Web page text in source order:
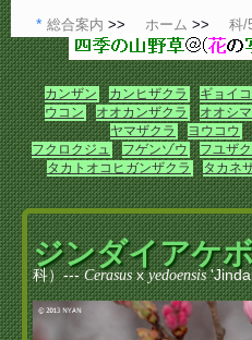
総合案内 ホーム 科/
ギョイ
カンヒザクラ
カンザン
オオシ
オオカンザクラ
ウコン
ヨウコウ
ヤマザクラ
フユザ
フゲンゾウ
フクロクジュ
タカネ
タカトオコヒガンザクラ
ジンダイアケ
科）--- Cerasus x yedoensis